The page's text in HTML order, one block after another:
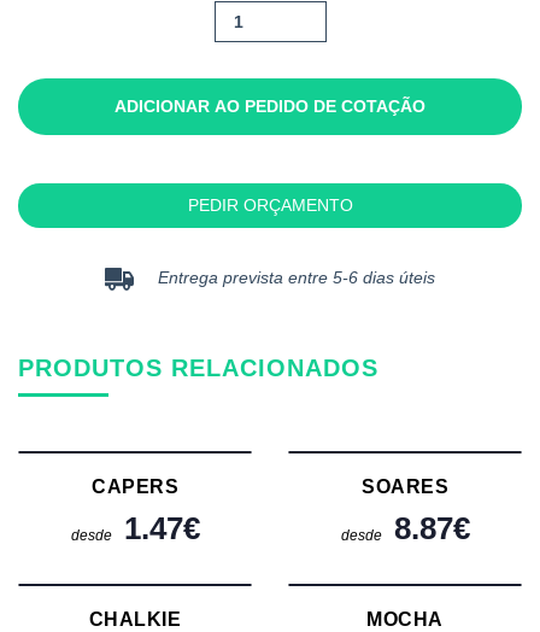
Quantidade
de
Barine
ADICIONAR AO PEDIDO DE COTAÇÃO
PEDIR ORÇAMENTO
Entrega prevista entre 5-6 dias úteis
PRODUTOS RELACIONADOS
CAPERS
desde 1.47€
SOARES
desde 8.87€
CHALKIE MOCHA